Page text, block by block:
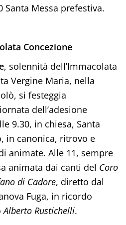
Santa Messa prefestiva.
Concezione
, solennità dell’Immacolata
Vergine Maria, nella
si festeggia
dell’adesione
9.30, in chiesa, Santa
in canonica, ritrovo e
animate. Alle 11, sempre
animata dai canti del Coro
di Cadore, diretto dal
Fuga, in ricordo
Alberto Rustichelli.